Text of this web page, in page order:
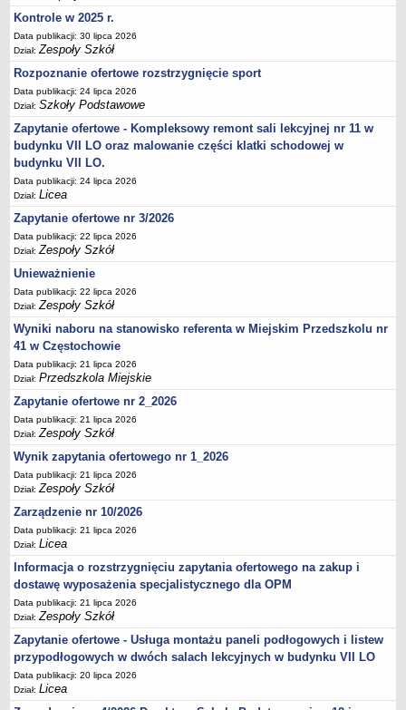
Statut
Majątek
Godziny dyżurów
Ogłoszenia
Zarządzenia
Rejestry, ewidencje, archiwa
Kontrole
PONOWNE WYKORZYSTYWANIE
Sprawozdania
Deklaracja dostępności
DEKLARACJA DOSTĘPNOŚCI
OŚWIADCZENIA MAJĄTKOWE
PONOWNE WYKORZYSTYWANIE
UDOSTĘPNIANIE INFORMACJI PUBLICZNEJ
OCHRONA DANYCH OSOBOWYCH
Kontrole w 2025 r.
Data publikacji: 30 lipca 2026
Dział:Zespoły Szkół
Rozpoznanie ofertowe rozstrzygnięcie sport
Data publikacji: 24 lipca 2026
Dział:Szkoły Podstawowe
Zapytanie ofertowe - Kompleksowy remont sali lekcyjnej nr 11 w
budynku VII LO oraz malowanie części klatki schodowej w
budynku VII LO.
Data publikacji: 24 lipca 2026
Dział:Licea
Zapytanie ofertowe nr 3/2026
Data publikacji: 22 lipca 2026
Dział:Zespoły Szkół
Unieważnienie
Data publikacji: 22 lipca 2026
Dział:Zespoły Szkół
Wyniki naboru na stanowisko referenta w Miejskim Przedszkolu nr
41 w Częstochowie
Data publikacji: 21 lipca 2026
Dział:Przedszkola Miejskie
Zapytanie ofertowe nr 2_2026
Data publikacji: 21 lipca 2026
Dział:Zespoły Szkół
Wynik zapytania ofertowego nr 1_2026
Data publikacji: 21 lipca 2026
Dział:Zespoły Szkół
Zarządzenie nr 10/2026
Data publikacji: 21 lipca 2026
Dział:Licea
Informacja o rozstrzygnięciu zapytania ofertowego na zakup i
dostawę wyposażenia specjalistycznego dla OPM
Data publikacji: 21 lipca 2026
Dział:Zespoły Szkół
Zapytanie ofertowe - Usługa montażu paneli podłogowych i listew
przypodłogowych w dwóch salach lekcyjnych w budynku VII LO
Data publikacji: 20 lipca 2026
Dział:Licea